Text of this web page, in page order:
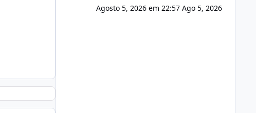
Agosto 5, 2026 em 22:57 Ago 5, 2026